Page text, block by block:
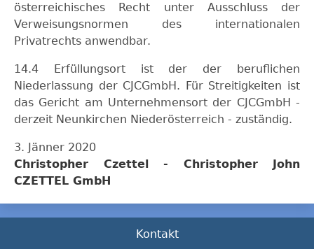
österreichisches Recht unter Ausschluss der
Verweisungsnormen des internationalen
Privatrechts anwendbar.
14.4 Erfüllungsort ist der der beruflichen
Niederlassung der CJCGmbH. Für Streitigkeiten ist
das Gericht am Unternehmensort der CJCGmbH -
derzeit Neunkirchen Niederösterreich - zuständig.
3. Jänner 2020
Christopher Czettel - Christopher John
CZETTEL GmbH
Kontakt